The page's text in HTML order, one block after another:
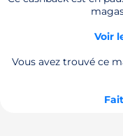
Voir
Vous avez trouvé ce